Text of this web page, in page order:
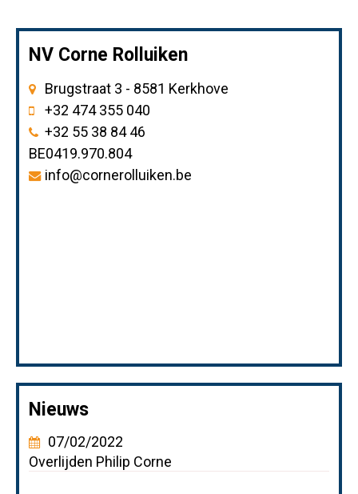
NV Corne Rolluiken
Brugstraat 3 - 8581 Kerkhove
+32 474 355 040
+32 55 38 84 46
BE0419.970.804
info@cornerolluiken.be
Nieuws
07/02/2022
Overlijden Philip Corne